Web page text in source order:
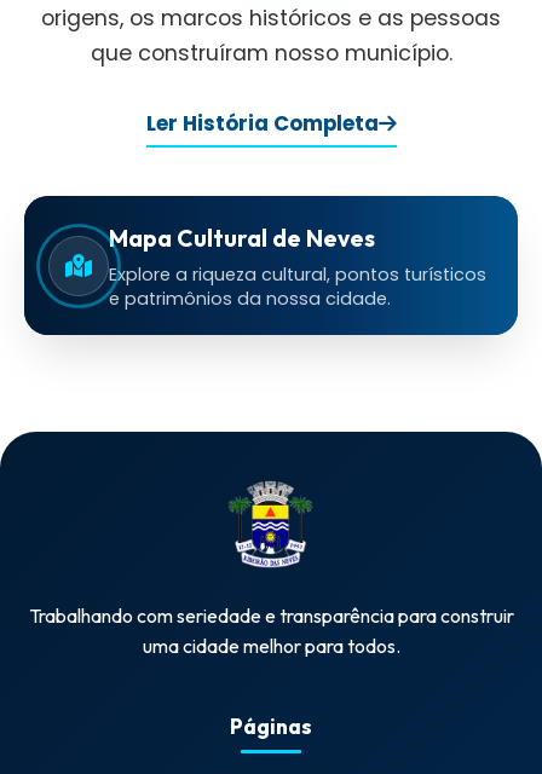
origens, os marcos históricos e as pessoas
que construíram nosso município.
Ler História Completa
Mapa Cultural de Neves
Explore a riqueza cultural, pontos turísticos
e patrimônios da nossa cidade.
Trabalhando com seriedade e transparência para construir
uma cidade melhor para todos.
Páginas